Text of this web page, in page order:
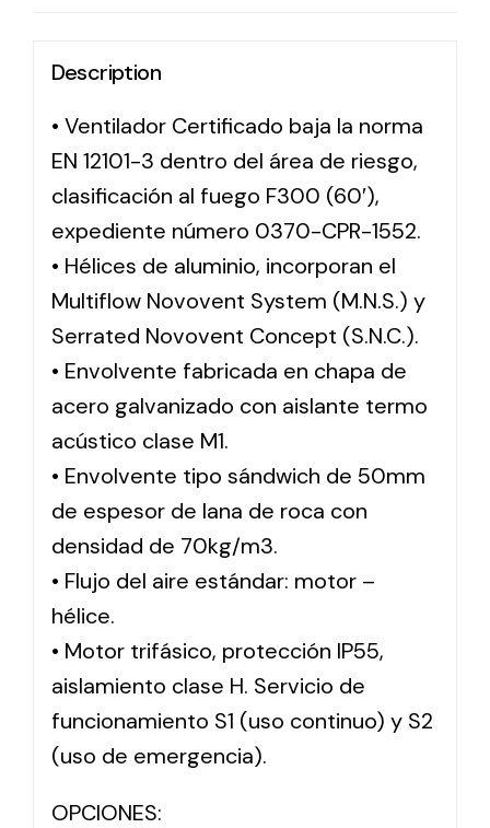
Description
• Ventilador Certificado baja la norma
EN 12101-3 dentro del área de riesgo,
clasificación al fuego F300 (60′),
expediente número 0370-CPR-1552.
• Hélices de aluminio, incorporan el
Multiflow Novovent System (M.N.S.) y
Serrated Novovent Concept (S.N.C.).
• Envolvente fabricada en chapa de
acero galvanizado con aislante termo
acústico clase M1.
• Envolvente tipo sándwich de 50mm
de espesor de lana de roca con
densidad de 70kg/m3.
• Flujo del aire estándar: motor –
hélice.
• Motor trifásico, protección IP55,
aislamiento clase H. Servicio de
funcionamiento S1 (uso continuo) y S2
(uso de emergencia).
OPCIONES: